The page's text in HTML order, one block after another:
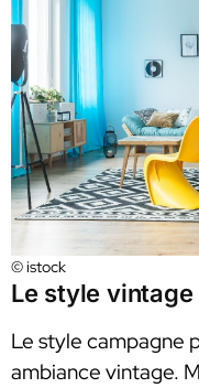
© istock
Le style
Le style campagne
ambiance vintage.